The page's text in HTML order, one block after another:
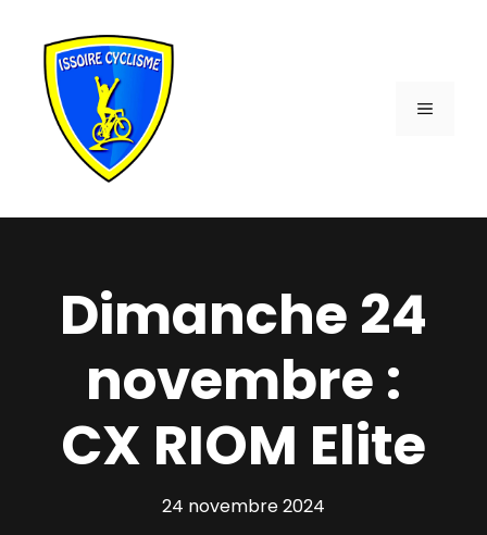
contenu
MENU
Dimanche 24
novembre :
CX RIOM Elite
24 novembre 2024